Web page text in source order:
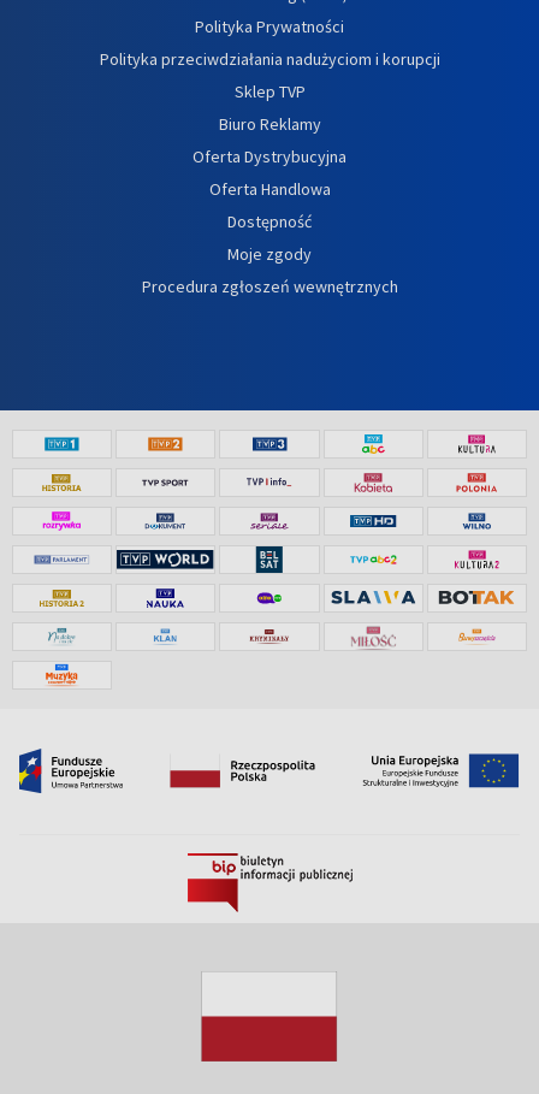
Polityka Prywatności
Polityka przeciwdziałania nadużyciom i korupcji
Sklep TVP
Biuro Reklamy
Oferta Dystrybucyjna
Oferta Handlowa
Dostępność
Moje zgody
Procedura zgłoszeń wewnętrznych